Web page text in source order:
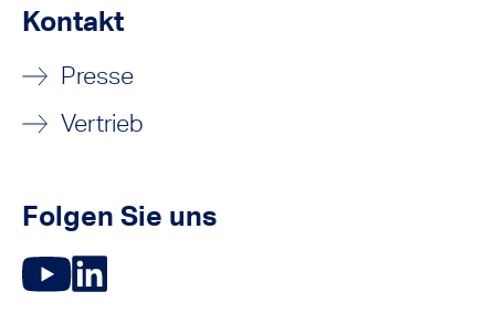
Kontakt
Presse
Vertrieb
Folgen Sie uns